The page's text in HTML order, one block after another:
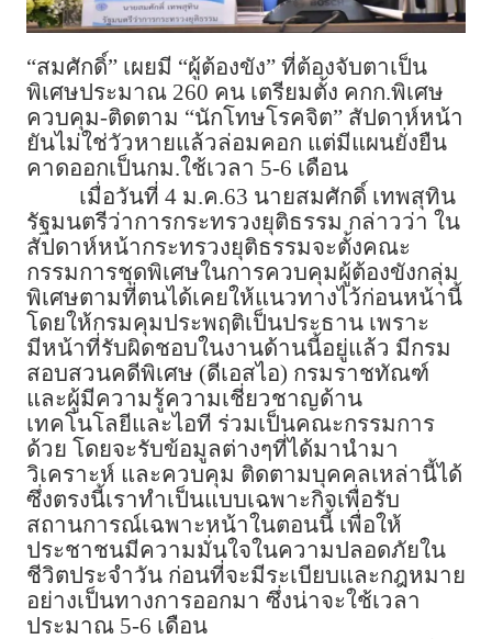
“สมศักดิ์” เผยมี “ผู้ต้องขัง” ที่ต้องจับตาเป็น
พิเศษประมาณ 260 คน เตรี​ยมตั้ง คกก.​พิเศษ
ควบคุม-ติดตาม “นักโทษโรคจิต” สัปดาห์หน้า
ยันไม่ใช่วัวหายแล้วล่อมคอก แต่มีแผนยั่งยืน
คาดออกเป็นกม.ใช้เวลา 5-6 เดือน
เมื่อวันที่ 4 ม.ค.63 นายสมศักดิ์ เทพสุทิน
รัฐมนตรีว่าการกระทรวงยุติธรรม กล่าวว่า ใน
สัปดาห์หน้ากระทรวงยุติธรรมจะตั้งคณะ
กรรมการชุดพิเศษในการควบคุมผู้ต้องขังกลุ่ม
พิเศษตามที่ตนได้เคยให้แนวทางไว้ก่อนหน้านี้
โดยให้กรมคุมประพฤติเป็นประธาน เพราะ
มีหน้าที่รับผิดชอบในงานด้านนี้อยู่แล้ว มีกรม
สอบสวนคดีพิเศษ (ดีเอสไอ) กรมราชทัณฑ์
และผู้มีความรู้ความเชี่ยวชาญด้าน
เทคโนโลยีและไอที ร่วมเป็นคณะกรรมการ
ด้วย โดยจะรับข้อมูลต่างๆที่ได้มานำมา
วิเคราะห์ และควบคุม ติดตามบุคคลเหล่านี้ได้
ซึ่งตรงนี้เราทำเป็นแบบเฉพาะกิจเพื่อรับ
สถานการณ์เฉพาะหน้าในตอนนี้ เพื่อให้
ประชาชนมีความมั่นใจในความปลอดภัยใน
ชีวิตประจำวัน ก่อนที่จะมีระเบียบและกฎหมาย
อย่างเป็นทางการออกมา ซึ่งน่าจะใช้เวลา
ประมาณ 5-6 เดือน